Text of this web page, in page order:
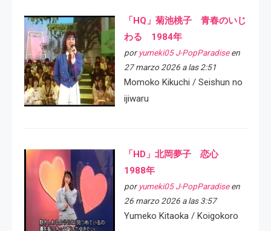
「HQ」菊池桃子 青春のいじ
わる 1984年
por yumeki05 J-PopParadiseen
27 marzo 2026 a las 2:51
Momoko Kikuchi / Seishun no
ijiwaru
「HD」北岡夢子 恋心
1988年
por yumeki05 J-PopParadiseen
26 marzo 2026 a las 3:57
Yumeko Kitaoka / Koigokoro